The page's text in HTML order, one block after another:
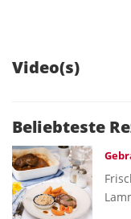
Video(s)
Beliebteste